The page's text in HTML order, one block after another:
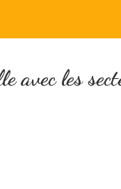
avec les